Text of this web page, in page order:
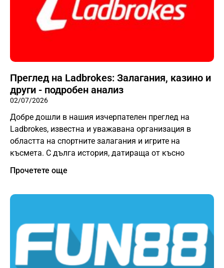
Преглед на Ladbrokes: Залагания, казино и
други - подробен анализ
02/07/2026
Добре дошли в нашия изчерпателен преглед на
Ladbrokes, известна и уважавана организация в
областта на спортните залагания и игрите на
късмета. С дълга история, датираща от късно
Прочетете още